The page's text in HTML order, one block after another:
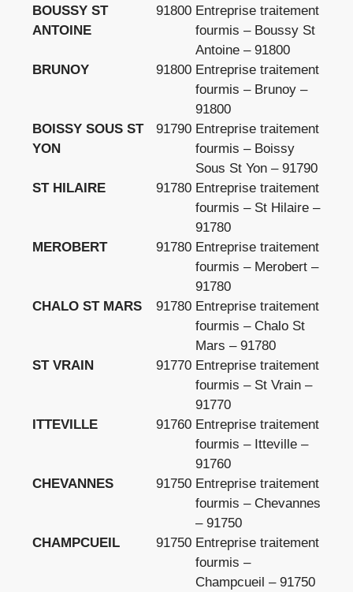
BOUSSY ST
ANTOINE
91800 Entreprise traitement
fourmis – Boussy St
Antoine – 91800
BRUNOY
91800 Entreprise traitement
fourmis – Brunoy –
91800
BOISSY SOUS ST
YON
91790 Entreprise traitement
fourmis – Boissy
Sous St Yon – 91790
ST HILAIRE
91780 Entreprise traitement
fourmis – St Hilaire –
91780
MEROBERT
91780 Entreprise traitement
fourmis – Merobert –
91780
CHALO ST MARS
91780 Entreprise traitement
fourmis – Chalo St
Mars – 91780
ST VRAIN
91770 Entreprise traitement
fourmis – St Vrain –
91770
ITTEVILLE
91760 Entreprise traitement
fourmis – Itteville –
91760
CHEVANNES
91750 Entreprise traitement
fourmis – Chevannes
– 91750
CHAMPCUEIL
91750 Entreprise traitement
fourmis –
Champcueil – 91750